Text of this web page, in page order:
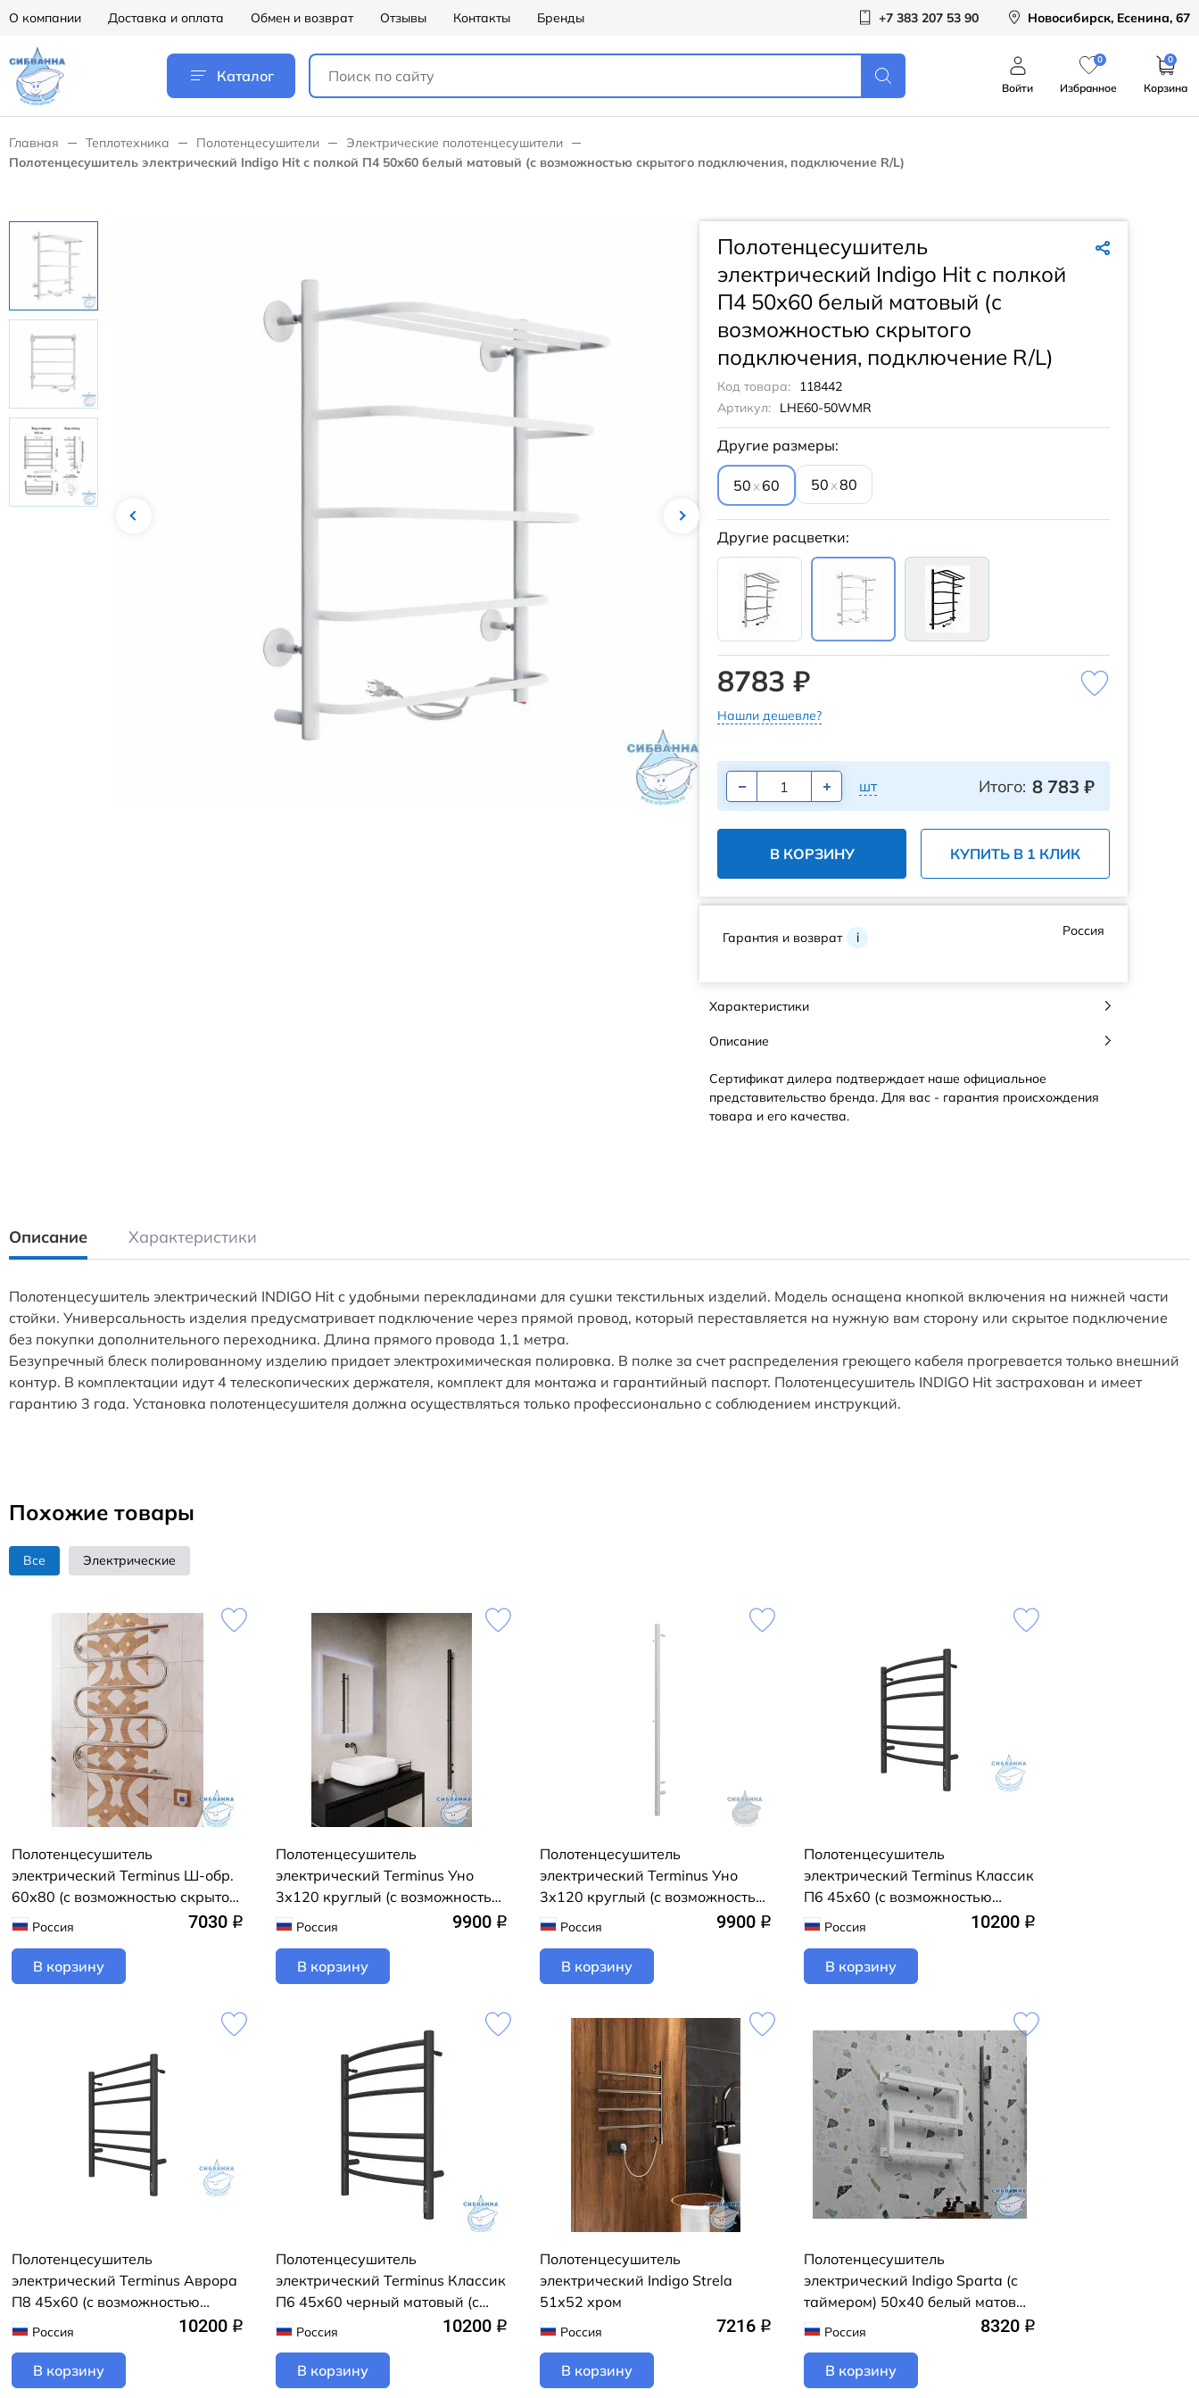
О компании Доставка и оплата Обмен и возврат Отзывы Контакты Бренды +7 383 207 53 90 Новосибирск, Есенина, 67
Каталог
Войти
0
Избранное
0
Корзина
Главная Теплотехника Полотенцесушители
Электрические полотенцесушители
Полотенцесушитель электрический Indigo Hit с полкой П4 50х60 белый матовый (с возможностью скрытого подключения, подключение R/L)
Полотенцесушитель
электрический Indigo Hit с полкой
П4 50х60 белый матовый (с
возможностью скрытого
подключения, подключение R/L)
Код товара:
118442
Артикул:
LHE60-50WMR
Другие размеры:
50 x 60 50 x80
Другие расцветки:
8783 ₽
Нашли дешевле?
шт Итого: 8 783 ₽
В КОРЗИНУ КУПИТЬ В 1 КЛИК
Гарантия и возврат i Россия
Характеристики
Описание
Сертификат дилера подтверждает наше официальное
представительство бренда. Для вас - гарантия происхождения
товара и его качества.
Описание Характеристики
Полотенцесушитель электрический INDIGO Hit с удобными перекладинами для сушки текстильных изделий. Модель оснащена кнопкой включения на нижней части
стойки. Универсальность изделия предусматривает подключение через прямой провод, который переставляется на нужную вам сторону или скрытое подключение
без покупки дополнительного переходника. Длина прямого провода 1,1 метра.
Безупречный блеск полированному изделию придает электрохимическая полировка. В полке за счет распределения греющего кабеля прогревается только внешний
контур. В комплектации идут 4 телескопических держателя, комплект для монтажа и гарантийный паспорт. Полотенцесушитель INDIGO Hit застрахован и имеет
гарантию 3 года. Установка полотенцесушителя должна осуществляться только профессионально с соблюдением инструкций.
Похожие товары
Все Электрические
Полотенцесушитель
электрический Terminus Ш-обр.
60х80 (с возможностью скрытого
подключения, подключение
Россия 7030 q
В корзину
Полотенцесушитель
электрический Terminus Уно
3х120 круглый (с возможностью
скрытого подключения) (черный
Россия 9900 q
В корзину
Полотенцесушитель
электрический Terminus Уно
3х120 круглый (с возможностью
скрытого подключения) (белый
Россия 9900 q
В корзину
Полотенцесушитель
электрический Terminus Классик
П6 45х60 (с возможностью
скрытого подключения,
(черный муар)
Россия 10200 q
В корзину
Полотенцесушитель
электрический Terminus Аврора
П8 45х60 (с возможностью
скрытого подключения,
(черный муар)
Россия 10200 q
В корзину
Полотенцесушитель
электрический Terminus Классик
П6 45х60 черный матовый (с
возможностью скрытого
справа)
Россия 10200 q
В корзину
Полотенцесушитель
электрический Indigo Strela
51х52 хром
Россия 7216 q
В корзину
Полотенцесушитель
электрический Indigo Sparta (с
таймером) 50х40 белый матовый
(с возможностью скрытого
Россия 8320 q
В корзину